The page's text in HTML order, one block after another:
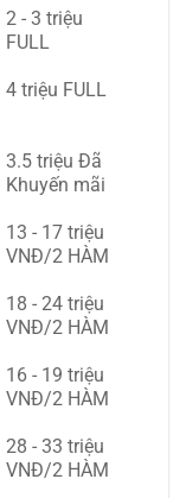
2 - 3 triệu
FULL
4 triệu FULL
3.5 triệu Đã
Khuyến mãi
13 - 17 triệu
VNĐ/2 HÀM
18 - 24 triệu
VNĐ/2 HÀM
16 - 19 triệu
VNĐ/2 HÀM
28 - 33 triệu
VNĐ/2 HÀM